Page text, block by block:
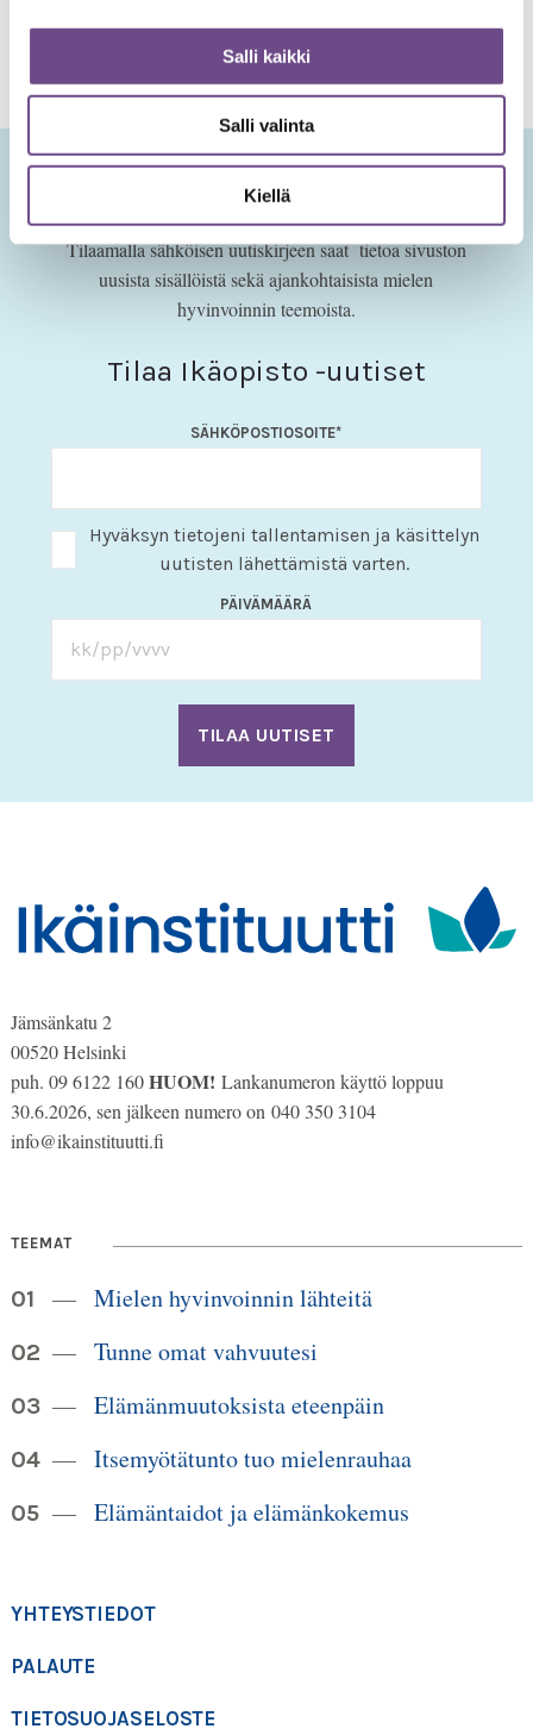
Salli kaikki
Salli valinta
Kiellä
Ikäopisto-uutiset
Tilaamalla sähköisen uutiskirjeen saat tietoa sivuston
uusista sisällöistä sekä ajankohtaisista mielen
hyvinvoinnin teemoista.
Tilaa Ikäopisto -uutiset
SÄHKÖPOSTIOSOITE*
Hyväksyn tietojeni tallentamisen ja käsittelyn
uutisten lähettämistä varten.
PÄIVÄMÄÄRÄ
Jämsänkatu 2
00520 Helsinki
puh. 09 6122 160HUOM! Lankanumeron käyttö loppuu
30.6.2026, sen jälkeen numero on 040 350 3104
info@ikainstituutti.fi
TEEMAT
Mielen hyvinvoinnin lähteitä
Tunne omat vahvuutesi
Elämänmuutoksista eteenpäin
Itsemyötätunto tuo mielenrauhaa
Elämäntaidot ja elämänkokemus
YHTEYSTIEDOT
PALAUTE
TIETOSUOJASELOSTE